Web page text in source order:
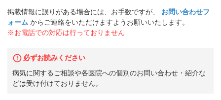
掲載情報に誤りがある場合には、お手数ですが、
お問い合わせフ
ォーム からご連絡をいただけますようお願いいたします。
※お電話での対応は行っておりません
必ずお読みください
病気に関するご相談や各医院への個別のお問い合わせ・紹介な
どは受け付けておりません。